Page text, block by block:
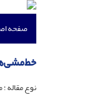
صفحه
نوع مقاله